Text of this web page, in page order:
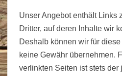
Unser Angebot enthält Links
Dritter, auf deren Inhalte wir
Deshalb können wir für
keine Gewähr übernehmen.
verlinkten Seiten ist stets